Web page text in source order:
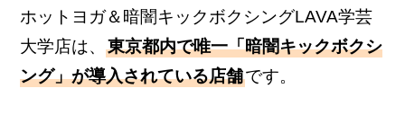
ホットヨガ＆暗闇キックボクシングLAVA学芸
大学店は、東京都内で唯一「暗闇キックボクシ
ング」が導入されている店舗です。